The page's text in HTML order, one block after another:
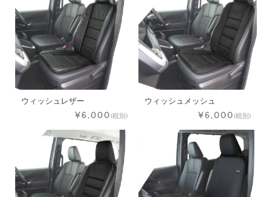
ウィッシュレザー
¥6,000(税別)
ウィッシュメッシュ
¥6,000(税別)